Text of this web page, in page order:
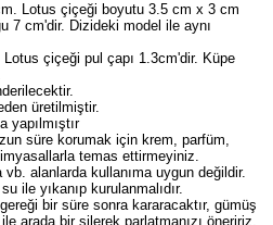
Lotus çiçeği boyutu 3.5 cm x 3 cm
7 cm'dir. Dizideki model ile aynı
çiçeği pul çapı 1.3cm'dir. Küpe
üretilmiştir.
yapılmıştır
süre korumak için krem, parfüm,
temas ettirmeyiniz.
alanlarda kullanıma uygun değildir.
ile yıkanıp kurulanmalıdır.
bir süre sonra kararacaktır, gümüş
arada bir silerek parlatmanızı öneririz.